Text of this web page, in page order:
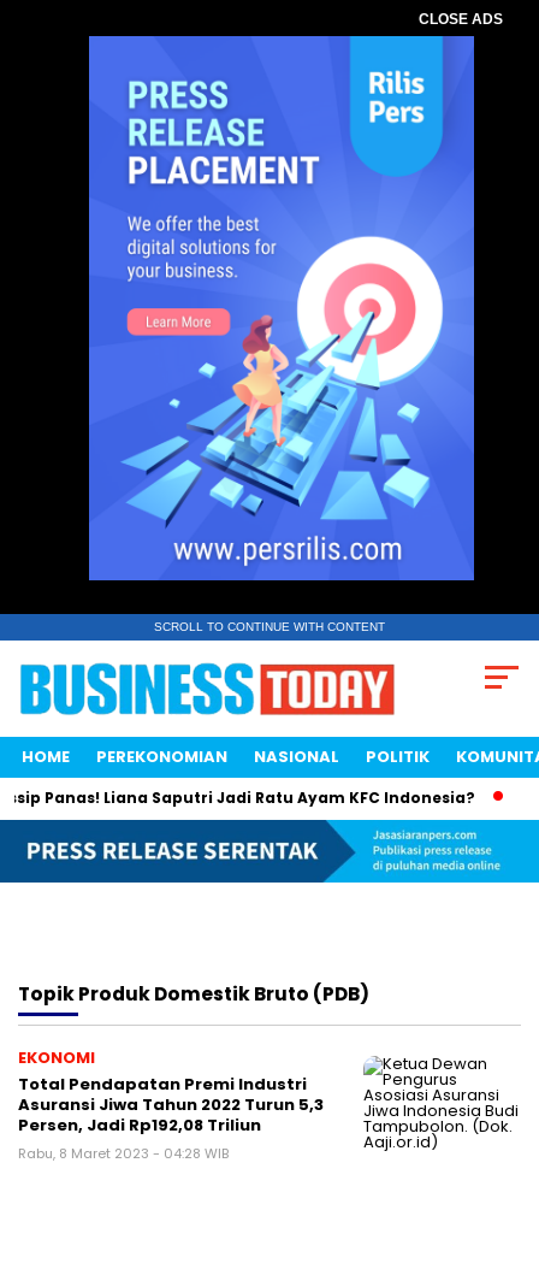
CLOSE ADS
SCROLL TO CONTINUE WITH CONTENT
HOME PEREKONOMIAN NASIONAL POLITIK
Panas! Liana Saputri Jadi Ratu Ayam KFC Indonesia?
TopikProduk Domestik Bruto (PDB)
EKONOMI
Total Pendapatan Premi Industri
Asuransi Jiwa Tahun 2022 Turun 5,3
Persen, Jadi Rp192,08 Triliun
Rabu, 8 Maret 2023 - 04:28 WIB